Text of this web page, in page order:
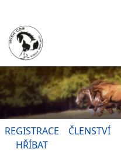
REGISTRACE
HŘÍBAT
ČLENSTVÍ